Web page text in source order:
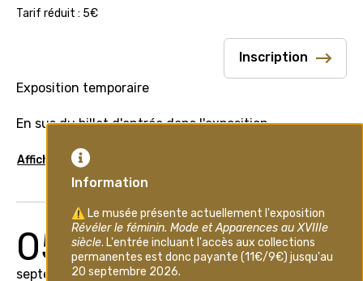
Tarif réduit : 5€
Inscription
Exposition temporaire
En sus du billet d'entrée dans l'exposition
Afficher plus
05
septembre 2026